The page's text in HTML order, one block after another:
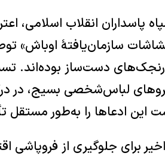
پاسداران انقلاب اسلامی،
سازمان‌یافتهٔ
دست‌ساز بوده‌اند.
نیروهای لباس‌شخصی بسیج،
این ادعاها را به‌طور مستقل
برای جلوگیری از